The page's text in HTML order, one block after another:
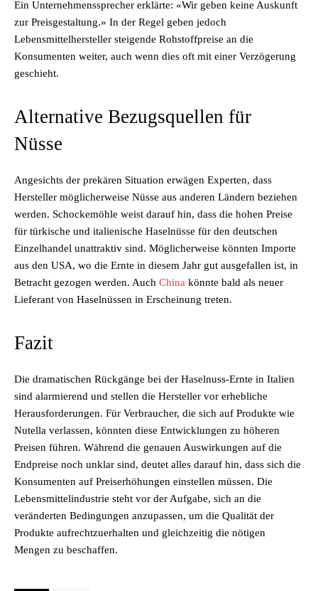
Ein Unternehmenssprecher erklärte: «Wir geben keine Auskunft
zur Preisgestaltung.» In der Regel geben jedoch
Lebensmittelhersteller steigende Rohstoffpreise an die
Konsumenten weiter, auch wenn dies oft mit einer Verzögerung
geschieht.
Alternative Bezugsquellen für
Nüsse
Angesichts der prekären Situation erwägen Experten, dass
Hersteller möglicherweise Nüsse aus anderen Ländern beziehen
werden. Schockemöhle weist darauf hin, dass die hohen Preise
für türkische und italienische Haselnüsse für den deutschen
Einzelhandel unattraktiv sind. Möglicherweise könnten Importe
aus den USA, wo die Ernte in diesem Jahr gut ausgefallen ist, in
Betracht gezogen werden. Auch China könnte bald als neuer
Lieferant von Haselnüssen in Erscheinung treten.
Fazit
Die dramatischen Rückgänge bei der Haselnuss-Ernte in Italien
sind alarmierend und stellen die Hersteller vor erhebliche
Herausforderungen. Für Verbraucher, die sich auf Produkte wie
Nutella verlassen, könnten diese Entwicklungen zu höheren
Preisen führen. Während die genauen Auswirkungen auf die
Endpreise noch unklar sind, deutet alles darauf hin, dass sich die
Konsumenten auf Preiserhöhungen einstellen müssen. Die
Lebensmittelindustrie steht vor der Aufgabe, sich an die
veränderten Bedingungen anzupassen, um die Qualität der
Produkte aufrechtzuerhalten und gleichzeitig die nötigen
Mengen zu beschaffen.